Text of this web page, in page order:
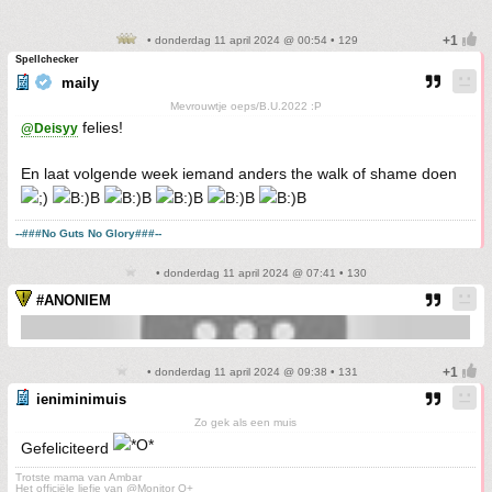
• donderdag 11 april 2024 @ 00:54 • 129
Spellchecker
maily
Mevrouwtje oeps/B.U.2022 :P
@Deisyy felies!
En laat volgende week iemand anders the walk of shame doen
--###No Guts No Glory###--
• donderdag 11 april 2024 @ 07:41 • 130
#ANONIEM
• donderdag 11 april 2024 @ 09:38 • 131
ieniminimuis
Zo gek als een muis
Gefeliciteerd
Trotste mama van Ambar
Het officiële liefje van @Monitor O+